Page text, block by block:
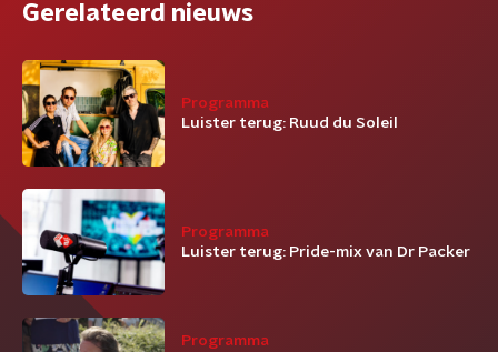
Gerelateerd nieuws
Programma
Luister terug: Ruud du Soleil
Programma
Luister terug: Pride-mix van Dr Packer
Programma